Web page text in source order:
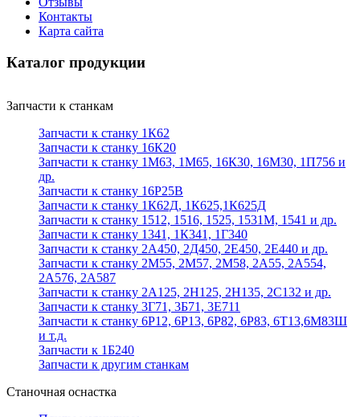
Контакты
Карта сайта
Каталог продукции
Запчасти к станкам
Запчасти к станку 1К62
Запчасти к станку 16К20
Запчасти к станку 1М63, 1М65, 16К30, 16М30, 1П756 и
др.
Запчасти к станку 16Р25В
Запчасти к станку 1К62Д, 1К625,1К625Д
Запчасти к станку 1512, 1516, 1525, 1531М, 1541 и др.
Запчасти к станку 1341, 1К341, 1Г340
Запчасти к станку 2А450, 2Д450, 2Е450, 2Е440 и др.
Запчасти к станку 2М55, 2М57, 2М58, 2А55, 2А554,
2А576, 2А587
Запчасти к станку 2А125, 2Н125, 2Н135, 2С132 и др.
Запчасти к станку 3Г71, 3Б71, 3Е711
Запчасти к станку 6Р12, 6Р13, 6Р82, 6Р83, 6Т13,6М83Ш
и т.д.
Запчасти к 1Б240
Запчасти к другим станкам
Станочная оснастка